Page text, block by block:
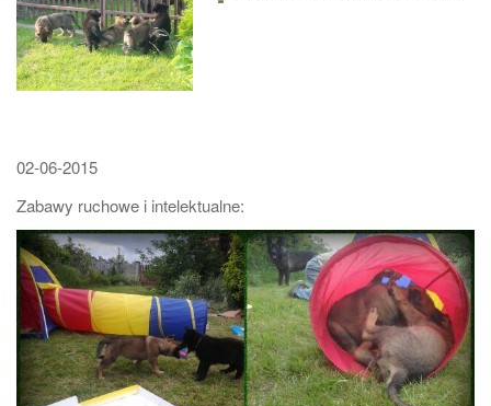
02-06-2015
Zabawy ruchowe i intelektualne: